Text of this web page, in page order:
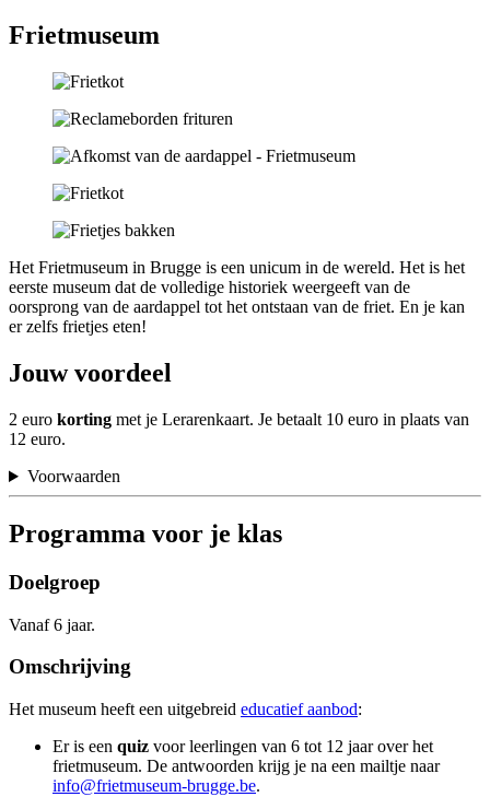
Frietmuseum
Het Frietmuseum in Brugge is een unicum in de wereld. Het is het
eerste museum dat de volledige historiek weergeeft van de
oorsprong van de aardappel tot het ontstaan van de friet. En je kan
er zelfs frietjes eten!
Jouw voordeel
2 euro korting met je Lerarenkaart. Je betaalt 10 euro in plaats van
12 euro.
Voorwaarden
Programma voor je klas
Doelgroep
Vanaf 6 jaar.
Omschrijving
Het museum heeft een uitgebreid educatief aanbod:
Er is een quiz voor leerlingen van 6 tot 12 jaar over het
frietmuseum. De antwoorden krijg je na een mailtje naar
info@frietmuseum-brugge.be.